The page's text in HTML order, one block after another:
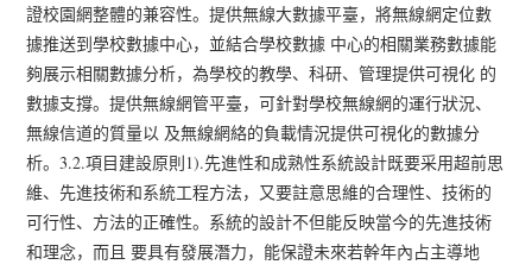
證校園網整體的兼容性。提供無線大數據平臺，將無線網定位數
據推送到學校數據中心，並結合學校數據 中心的相關業務數據能
夠展示相關數據分析，為學校的教學、科研、管理提供可視化 的
數據支撐。提供無線網管平臺，可針對學校無線網的運行狀況、
無線信道的質量以 及無線網絡的負載情況提供可視化的數據分
析。3.2.項目建設原則1).先進性和成熟性系統設計既要采用超前思
維、先進技術和系統工程方法，又要註意思維的合理性、技術的
可行性、方法的正確性。系統的設計不但能反映當今的先進技術
和理念，而且 要具有發展潛力，能保證未來若幹年內占主導地